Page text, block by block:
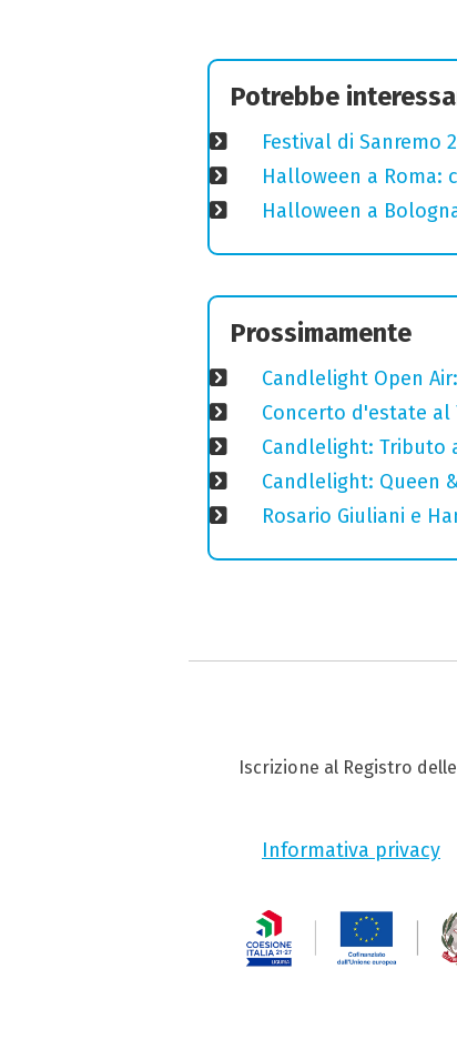
Potrebbe
Festival di Sanremo
Halloween a Roma:
Halloween a
Prossimamente
Candlelight Open
Concerto d'estate al
Candlelight: Tributo
Candlelight: Queen
Rosario Giuliani e
Iscrizione al Registro
Informativa privacy